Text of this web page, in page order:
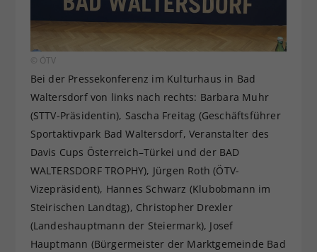
© ÖTV
Bei der Pressekonferenz im Kulturhaus in Bad
Waltersdorf von links nach rechts: Barbara Muhr
(STTV-Präsidentin), Sascha Freitag (Geschäftsführer
Sportaktivpark Bad Waltersdorf, Veranstalter des
Davis Cups Österreich–Türkei und der BAD
WALTERSDORF TROPHY), Jürgen Roth (ÖTV-
Vizepräsident), Hannes Schwarz (Klubobmann im
Steirischen Landtag), Christopher Drexler
(Landeshauptmann der Steiermark), Josef
Hauptmann (Bürgermeister der Marktgemeinde Bad